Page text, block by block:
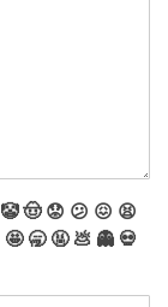
🤡🤠 😟 😕 😖 😫
🤩 🥱 🤬 💩 👻 💀